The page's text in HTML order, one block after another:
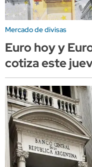
Mercado de divisas
Euro hoy y
cotiza este